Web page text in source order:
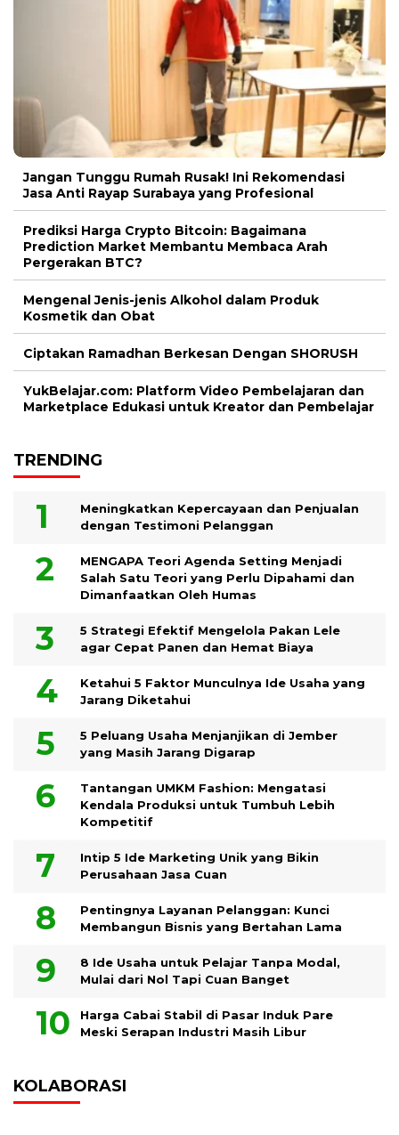
Jangan Tunggu Rumah Rusak! Ini Rekomendasi
Jasa Anti Rayap Surabaya yang Profesional
Prediksi Harga Crypto Bitcoin: Bagaimana
Prediction Market Membantu Membaca Arah
Pergerakan BTC?
Mengenal Jenis-jenis Alkohol dalam Produk
Kosmetik dan Obat
Ciptakan Ramadhan Berkesan Dengan SHORUSH
YukBelajar.com: Platform Video Pembelajaran dan
Marketplace Edukasi untuk Kreator dan Pembelajar
TRENDING
Meningkatkan Kepercayaan dan Penjualan
dengan Testimoni Pelanggan
MENGAPA Teori Agenda Setting Menjadi
Salah Satu Teori yang Perlu Dipahami dan
Dimanfaatkan Oleh Humas
5 Strategi Efektif Mengelola Pakan Lele
agar Cepat Panen dan Hemat Biaya
Ketahui 5 Faktor Munculnya Ide Usaha yang
Jarang Diketahui
5 Peluang Usaha Menjanjikan di Jember
yang Masih Jarang Digarap
Tantangan UMKM Fashion: Mengatasi
Kendala Produksi untuk Tumbuh Lebih
Kompetitif
Intip 5 Ide Marketing Unik yang Bikin
Perusahaan Jasa Cuan
Pentingnya Layanan Pelanggan: Kunci
Membangun Bisnis yang Bertahan Lama
8 Ide Usaha untuk Pelajar Tanpa Modal,
Mulai dari Nol Tapi Cuan Banget
Harga Cabai Stabil di Pasar Induk Pare
Meski Serapan Industri Masih Libur
KOLABORASI